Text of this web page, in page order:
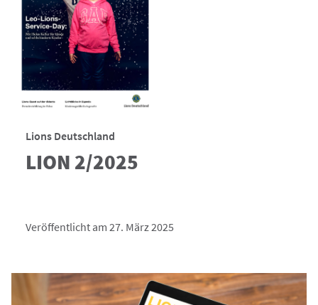
Lions Deutschland
LION 2/2025
Veröffentlicht am 27. März 2025